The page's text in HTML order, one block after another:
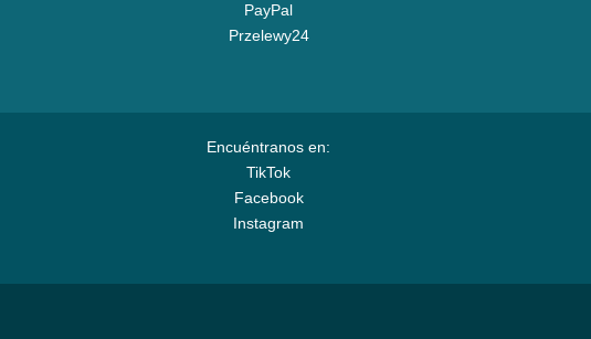
PayPal
Przelewy24
Encuéntranos en:
TikTok
Facebook
Instagram